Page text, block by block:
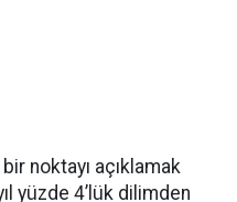
noktayı açıklamak
yüzde 4’lük dilimden